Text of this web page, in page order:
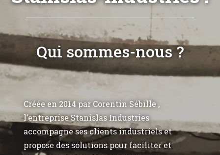
Qui sommes-nous ?
Créée en 2014 par Corentin Sébille ,
l’entreprise Stanislas Industries
accompagne ses clients industriels et
propose des solutions pour faciliter et